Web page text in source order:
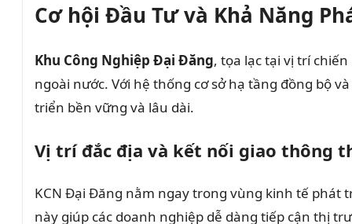
Cơ hội Đầu Tư và Khả Năng
Khu Công Nghiệp Đại Đăng, tọa lạc tại vị trí
ngoài nước. Với hệ thống cơ sở hạ tầng đồng bộ
triển bền vững và lâu dài.
Vị trí đắc địa và kết nối giao thông
KCN Đại Đăng nằm ngay trong vùng kinh tế phát
này giúp các doanh nghiệp dễ dàng tiếp cận thị